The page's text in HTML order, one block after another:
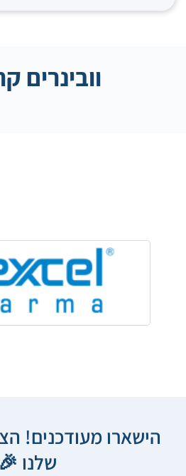
וובינרים
הישארו מעודכנים!
שלנו 🎉